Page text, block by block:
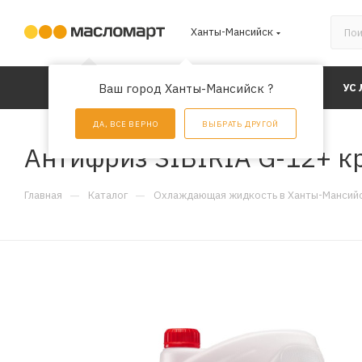
Ханты-Мансийск
Ваш город Ханты-Мансийск ?
ДА, ВСЕ ВЕРНО ВЫБРАТЬ ДРУГОЙ
КАТАЛОГ АКЦИИ
Антифриз SIBIRIA G-12+
Главная — Каталог — Охлаждающая жидкость в Ханты-